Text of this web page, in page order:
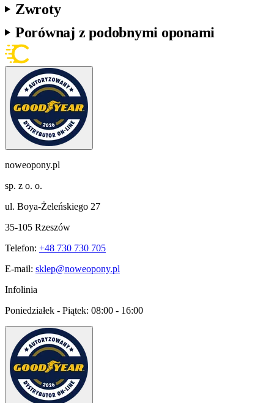
Zwroty
Porównaj z podobnymi oponami
noweopony.pl
sp. z o. o.
ul. Boya-Żeleńskiego 27
35-105 Rzeszów
Telefon: +48 730 730 705
E-mail: sklep@noweopony.pl
Infolinia
Poniedziałek - Piątek: 08:00 - 16:00